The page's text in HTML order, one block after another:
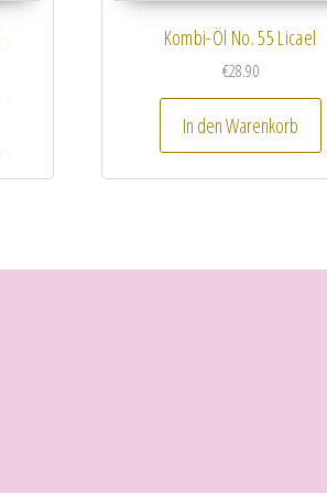
Kombi-Öl No. 55 Licael
€28.90
In den Warenkorb